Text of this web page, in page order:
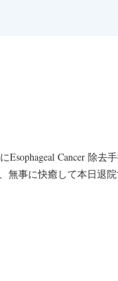
Cancer 除去
無事に快癒して本日退院